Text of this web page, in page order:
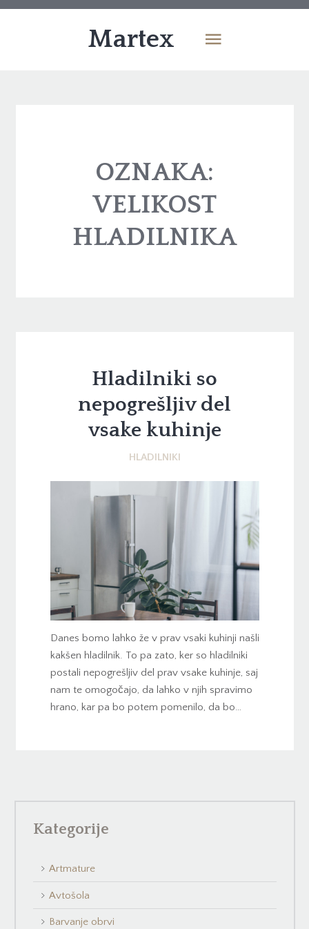
Martex
OZNAKA:
VELIKOST
HLADILNIKA
Hladilniki so
nepogrešljiv del
vsake kuhinje
HLADILNIKI
Danes bomo lahko že v prav vsaki kuhinji našli
kakšen hladilnik. To pa zato, ker so hladilniki
postali nepogrešljiv del prav vsake kuhinje, saj
nam te omogočajo, da lahko v njih spravimo
hrano, kar pa bo potem pomenilo, da bo…
Kategorije
Artmature
Avtošola
Barvanje obrvi